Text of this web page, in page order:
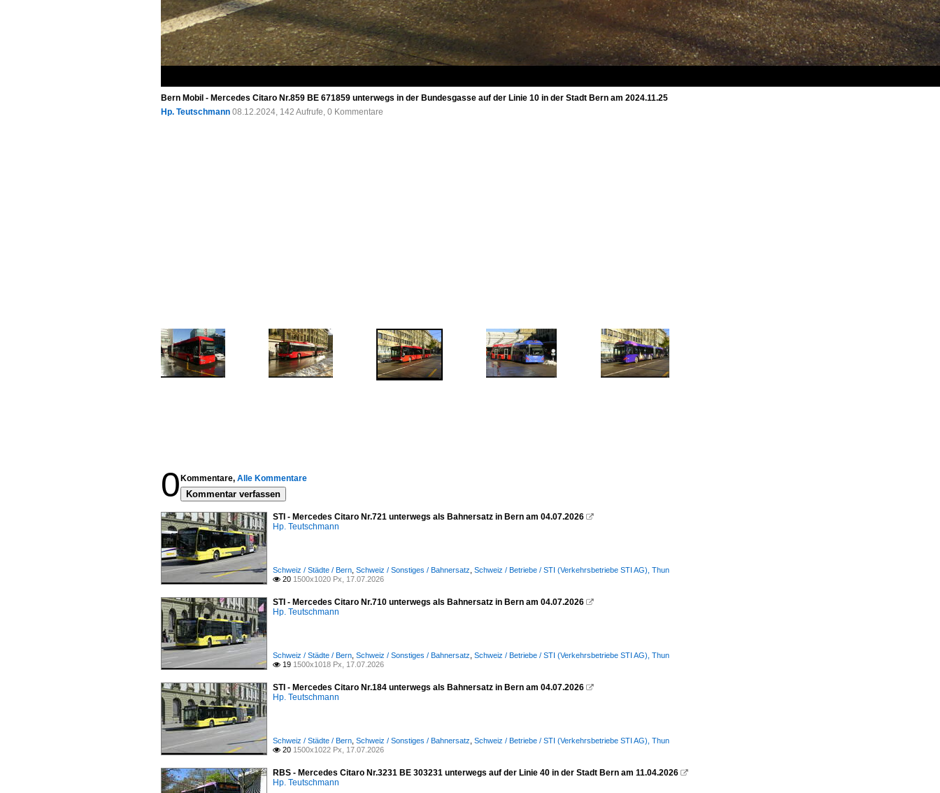
Bern Mobil - Mercedes Citaro Nr.859 BE 671859 unterwegs in der Bundesgasse auf der Linie 10 in der Stadt Bern am 2024.11.25
Hp. Teutschmann 08.12.2024, 142 Aufrufe, 0 Kommentare
0 Kommentare, Alle Kommentare
Kommentar verfassen
STI - Mercedes Citaro Nr.721 unterwegs als Bahnersatz in Bern am 04.07.2026 
Hp. Teutschmann
Schweiz / Städte / Bern Schweiz / Sonstiges / Bahnersatz Schweiz / Betriebe / STI (Verkehrsbetriebe STI AG), Thun
 20 1500x1020 Px, 17.07.2026
STI - Mercedes Citaro Nr.710 unterwegs als Bahnersatz in Bern am 04.07.2026 
Hp. Teutschmann
Schweiz / Städte / Bern Schweiz / Sonstiges / Bahnersatz Schweiz / Betriebe / STI (Verkehrsbetriebe STI AG), Thun
 19 1500x1018 Px, 17.07.2026
STI - Mercedes Citaro Nr.184 unterwegs als Bahnersatz in Bern am 04.07.2026 
Hp. Teutschmann
Schweiz / Städte / Bern Schweiz / Sonstiges / Bahnersatz Schweiz / Betriebe / STI (Verkehrsbetriebe STI AG), Thun
 20 1500x1022 Px, 17.07.2026
RBS - Mercedes Citaro Nr.3231 BE 303231 unterwegs auf der Linie 40 in der Stadt Bern am 11.04.2026 
Hp. Teutschmann